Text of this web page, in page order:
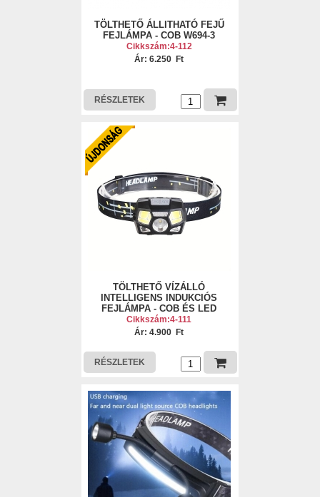
TÖLTHETŐ ÁLLITHATÓ FEJŰ
FEJLÁMPA - COB W694-3
Cikkszám:4-112
Ár: 6.250 Ft
RÉSZLETEK
TÖLTHETŐ VÍZÁLLÓ
INTELLIGENS INDUKCIÓS
FEJLÁMPA - COB ÉS LED
Cikkszám:4-111
Ár: 4.900 Ft
RÉSZLETEK